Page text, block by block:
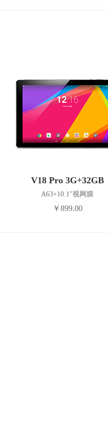
V18 Pro 3G+32GB
A63+10.1"视网膜
￥899.00